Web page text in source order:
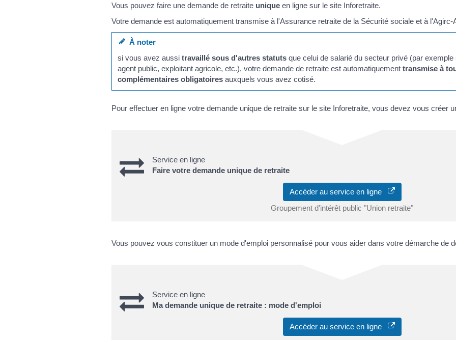
Vous pouvez faire une demande de retraite unique en ligne sur le site Inforetraite.
Votre demande est automatiquement transmise à l'Assurance retraite de la Sécurité sociale et à l'Agirc-
À noter
si vous avez aussitravaillé sous d'autres statuts que celui de salarié du secteur privé (par
agent public, exploitant agricole, etc.), votre demande de retraite est automatiquementtransmise à
complémentaires obligatoires auxquels vous avez cotisé.
Pour effectuer en ligne votre demande unique de retraite sur le site Inforetraite, vous devez vous créer
Service en ligne
Faire votre demande unique de retraite
Accéder au service en ligne
Groupement d'intérêt public "Union retraite"
Vous pouvez vous constituer un mode d'emploi personnalisé pour vous aider dans votre démarche de
Service en ligne
Ma demande unique de retraite : mode d'emploi
Accéder au service en ligne